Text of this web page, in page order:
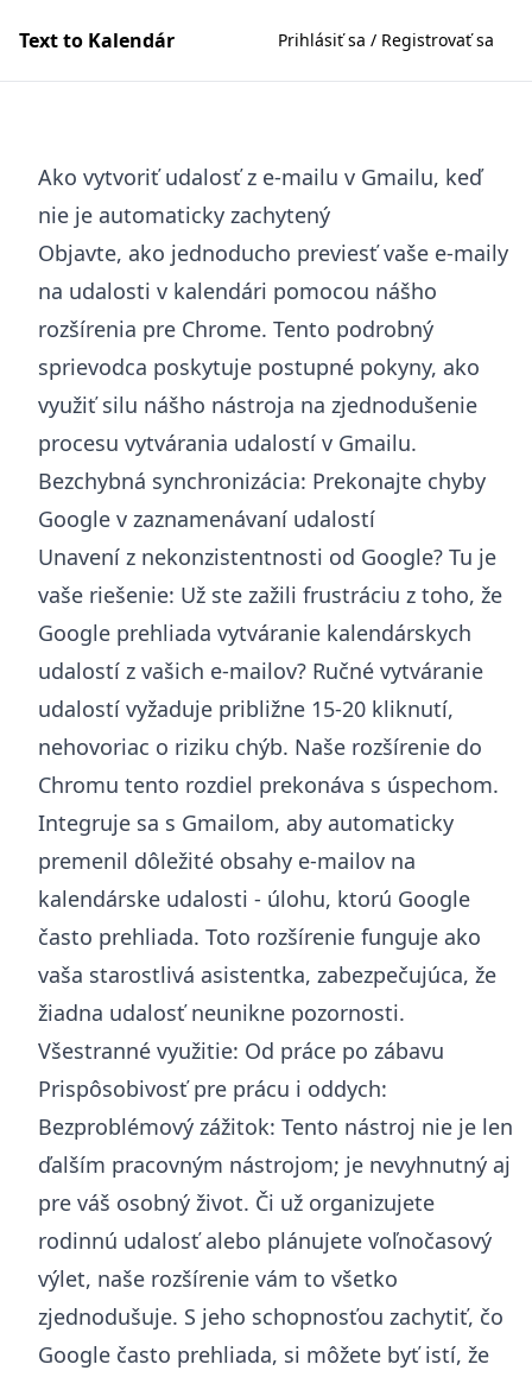
Text to Kalendár Prihlásiť sa / Registrovať sa
Ako vytvoriť udalosť z e-mailu v Gmailu, keď
nie je automaticky zachytený
Objavte, ako jednoducho previesť vaše e-maily
na udalosti v kalendári pomocou nášho
rozšírenia pre Chrome. Tento podrobný
sprievodca poskytuje postupné pokyny, ako
využiť silu nášho nástroja na zjednodušenie
procesu vytvárania udalostí v Gmailu.
Bezchybná synchronizácia: Prekonajte chyby
Google v zaznamenávaní udalostí
Unavení z nekonzistentnosti od Google? Tu je
vaše riešenie: Už ste zažili frustráciu z toho, že
Google prehliada vytváranie kalendárskych
udalostí z vašich e-mailov? Ručné vytváranie
udalostí vyžaduje približne 15-20 kliknutí,
nehovoriac o riziku chýb. Naše rozšírenie do
Chromu tento rozdiel prekonáva s úspechom.
Integruje sa s Gmailom, aby automaticky
premenil dôležité obsahy e-mailov na
kalendárske udalosti - úlohu, ktorú Google
často prehliada. Toto rozšírenie funguje ako
vaša starostlivá asistentka, zabezpečujúca, že
žiadna udalosť neunikne pozornosti.
Všestranné využitie: Od práce po zábavu
Prispôsobivosť pre prácu i oddych:
Bezproblémový zážitok: Tento nástroj nie je len
ďalším pracovným nástrojom; je nevyhnutný aj
pre váš osobný život. Či už organizujete
rodinnú udalosť alebo plánujete voľnočasový
výlet, naše rozšírenie vám to všetko
zjednodušuje. S jeho schopnosťou zachytiť, čo
Google často prehliada, si môžete byť istí, že